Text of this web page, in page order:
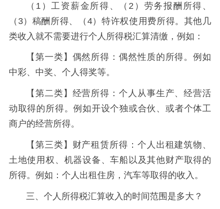
（1）工资薪金所得、（2）劳务报酬所得、
（3）稿酬所得、（4）特许权使用费所得。其他几
类收入就不需要进行个人所得税汇算清缴，例如：
【第一类】偶然所得：偶然性质的所得。例如
中彩、中奖、个人得奖等。
【第二类】经营所得：个人从事生产、经营活
动取得的所得。例如开设个独或合伙、或者个体工
商户的经营所得。
【第三类】财产租赁所得：个人出租建筑物、
土地使用权、机器设备、车船以及其他财产取得的
所得。例如：个人出租住房，汽车等取得的收入。
三、个人所得税汇算收入的时间范围是多大？